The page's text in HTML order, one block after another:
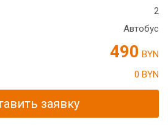
2
Автобус
490 BYN
0 BYN
заявку